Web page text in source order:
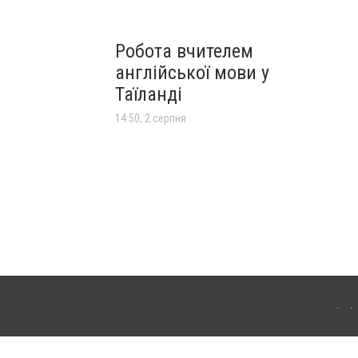
Робота вчителем
англійської мови у
Таїланді
14:50, 2 серпня